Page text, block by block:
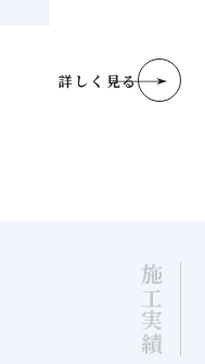
詳しく見る